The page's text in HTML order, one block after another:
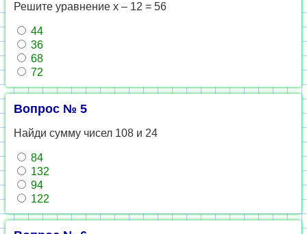
Решите уравнение х – 12 = 56
44
36
68
72
Вопрос № 5
Найди сумму чисел 108 и 24
84
132
94
122